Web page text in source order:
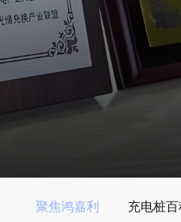
聚焦鸿嘉利 充电桩百